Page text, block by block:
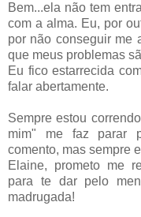
Bem...ela não tem
com a alma. Eu, por
por não conseguir me
que meus problemas
Eu fico estarrecida
falar abertamente.
Sempre estou
mim" me faz parar
comento, mas sempre
Elaine, prometo me
para te dar pelo
madrugada!